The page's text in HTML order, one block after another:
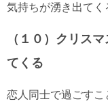
気持ちが湧き出てく
（１０）クリス
てくる
恋人同士で過ごすこ